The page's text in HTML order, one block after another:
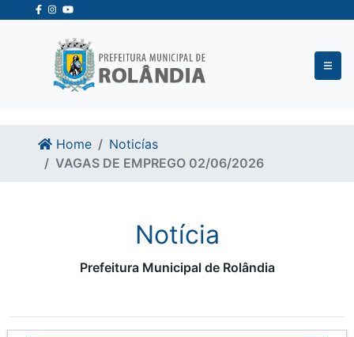
Ir para o conteudo
Ir para o fim do conteudo
Home
Noticías
VAGAS DE EMPREGO 02/06/2026
Notícia
Prefeitura Municipal de Rolândia